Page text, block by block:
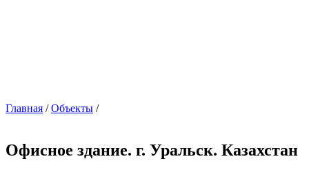
Главная /Объекты /
Офисное здание. г. Уральск. Казахстан